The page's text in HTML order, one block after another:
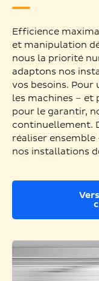
Efficience
et manipulation
nous la priorité
adaptons nos
vos besoins.
les machines –
pour le garantir,
continuellement.
réaliser ensemble
nos installations